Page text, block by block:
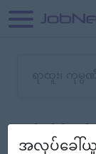
သော အလုပ်မရှိသေ
အလုပ်ခေါ်ယူ